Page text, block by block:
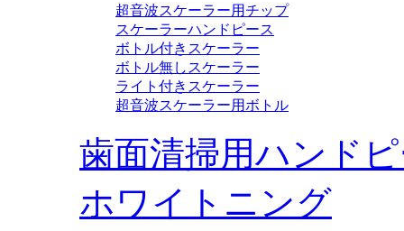
超音波スケーラー用チップ
スケーラーハンドピース
ボトル付きスケーラー
ボトル無しスケーラー
ライト付きスケーラー
超音波スケーラー用ボトル
歯面清掃用ハンド
ホワイトニング